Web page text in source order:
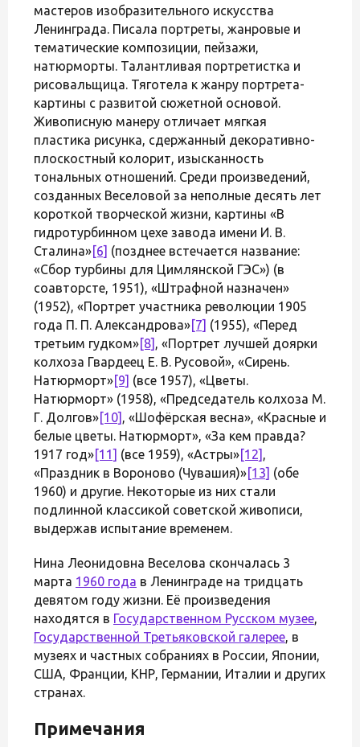
мастеров изобразительного искусства
Ленинграда. Писала портреты, жанровые и
тематические композиции, пейзажи,
натюрморты. Талантливая портретистка и
рисовальщица. Тяготела к жанру портрета-
картины с развитой сюжетной основой.
Живописную манеру отличает мягкая
пластика рисунка, сдержанный декоративно-
плоскостный колорит, изысканность
тональных отношений. Среди произведений,
созданных Веселовой за неполные десять лет
короткой творческой жизни, картины «В
гидротурбинном цехе завода имени И. В.
Сталина»[6] (позднее встечается название:
«Сбор турбины для Цимлянской ГЭС») (в
соавторсте, 1951), «Штрафной назначен»
(1952), «Портрет участника революции 1905
года П. П. Александрова»[7] (1955), «Перед
третьим гудком»[8] , «Портрет лучшей доярки
колхоза Гвардеец Е. В. Русовой», «Сирень.
Натюрморт»[9] (все 1957), «Цветы.
Натюрморт» (1958), «Председатель колхоза М.
Г. Долгов»[10] , «Шофёрская весна», «Красные и
белые цветы. Натюрморт», «За кем правда?
1917 год»[11] (все 1959), «Астры»[12] ,
«Праздник в Вороново (Чувашия)»[13] (обе
1960) и другие. Некоторые из них стали
подлинной классикой советской живописи,
выдержав испытание временем.
Нина Леонидовна Веселова скончалась 3
марта 1960 года в Ленинграде на тридцать
девятом году жизни. Её произведения
находятся в Государственном Русском музее,
Государственной Третьяковской галерее, в
музеях и частных собраниях в России, Японии,
США, Франции, КНР, Германии, Италии и других
странах.
Примечания